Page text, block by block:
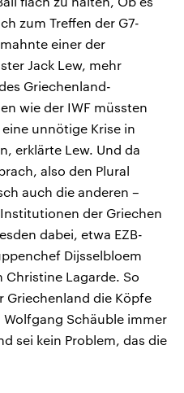
zum Treffen der G7-
einer der
Jack Lew, mehr
Griechenland-
wie der IWF müssten
unnötige Krise in
erklärte Lew. Und da
also den Plural
auch die anderen –
der Griechen
dabei, etwa EZB-
Dijsselbloem
Christine Lagarde. So
Griechenland die Köpfe
Schäuble immer
sei kein Problem, das die